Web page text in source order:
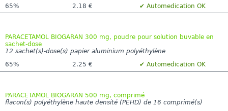
65%
2.18 € ✔ Automedication OK
PARACETAMOL BIOGARAN 300 mg, poudre pour solution buvable en
sachet-dose
12 sachet(s)-dose(s) papier aluminium polyéthylène
65%
2.25 € ✔ Automedication OK
PARACETAMOL BIOGARAN 500 mg, comprimé
flacon(s) polyéthylène haute densité (PEHD) de 16 comprimé(s)